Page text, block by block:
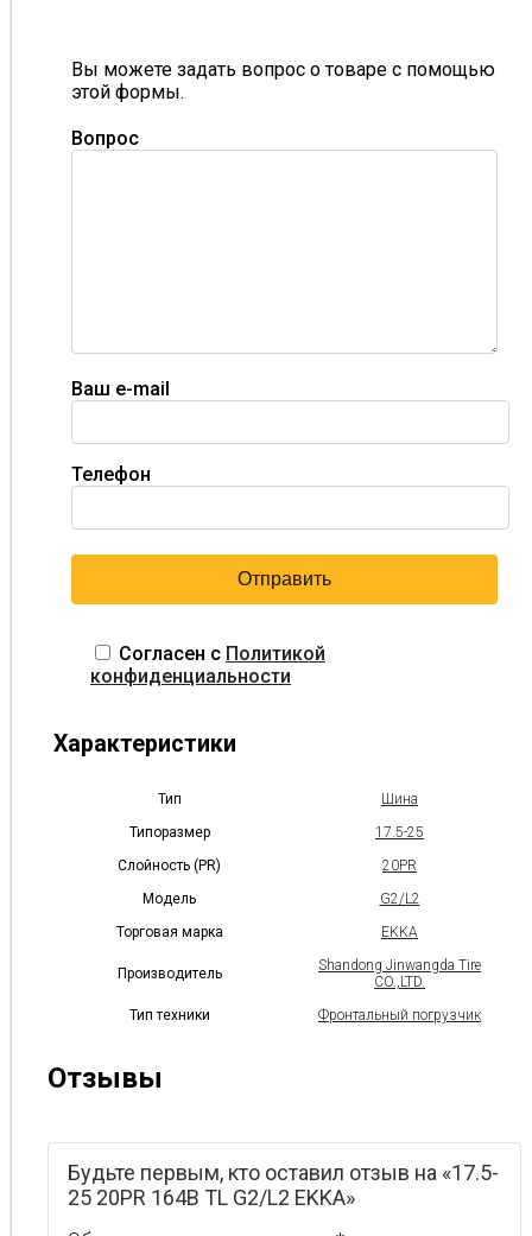
Вы можете задать вопрос о товаре с помощью
этой формы.
Вопрос
Ваш e-mail
Телефон
Согласен с Политикой
конфиденциальности
Характеристики
Тип
Шина
Типоразмер
17.5-25
Слойность (PR)
20PR
Модель
G2/L2
Торговая марка
EKKA
Производитель
Shandong Jinwangda Tire
CO.,LTD.
Тип техники
Фронтальный погрузчик
Отзывы
Будьте первым, кто оставил отзыв на «17.5-
25 20PR 164B TL G2/L2 EKKA»